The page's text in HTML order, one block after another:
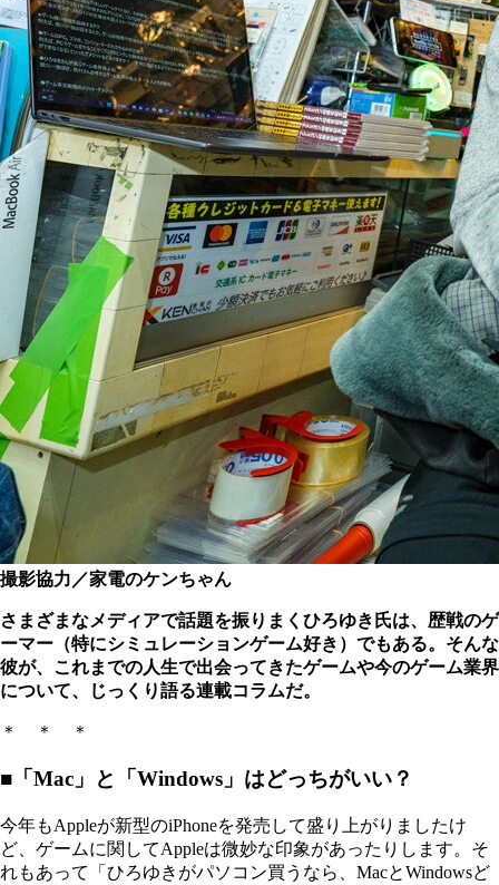
撮影協力／家電のケンちゃん
さまざまなメディアで話題を振りまくひろゆき氏は、歴戦のゲ
ーマー（特にシミュレーションゲーム好き）でもある。そんな
彼が、これまでの人生で出会ってきたゲームや今のゲーム業界
について、じっくり語る連載コラムだ。
＊ ＊ ＊
■「Mac」と「Windows」はどっちがいい？
今年もAppleが新型のiPhoneを発売して盛り上がりましたけ
ど、ゲームに関してAppleは微妙な印象があったりします。そ
れもあって「ひろゆきがパソコン買うなら、MacとWindowsど